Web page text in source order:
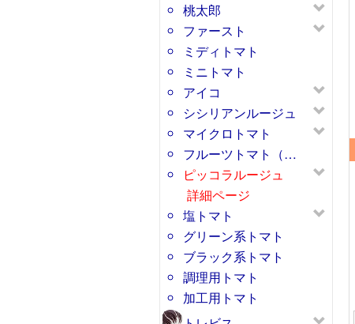
桃太郎
ファースト
ミディトマト
ミニトマト
アイコ
シシリアンルージュ
マイクロトマト
フルーツトマト（…
ピッコラルージュ
詳細ページ
塩トマト
グリーン系トマト
ブラック系トマト
調理用トマト
加工用トマト